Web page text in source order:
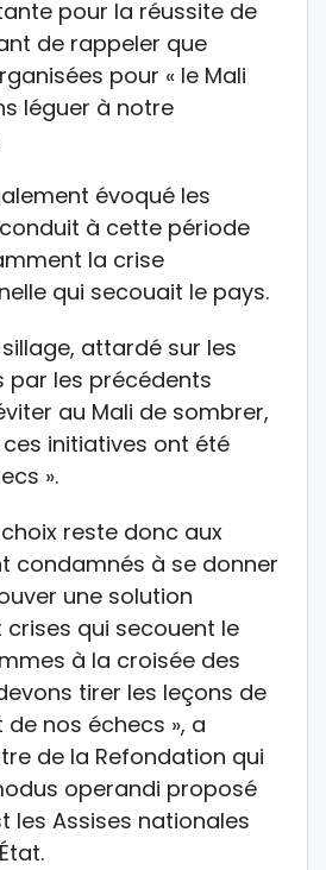
pour la réussite de
de rappeler que
pour « le Mali
léguer à notre
évoqué les
à cette période
la crise
qui secouait le pays.
sillage, attardé sur les
par les précédents
au Mali de sombrer,
initiatives ont été
».
reste donc aux
condamnés à se donner
une solution
crises qui secouent le
à la croisée des
tirer les leçons de
nos échecs », a
de la Refondation qui
operandi proposé
les Assises nationales